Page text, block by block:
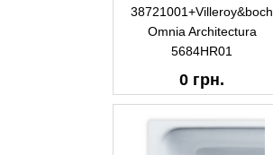
38721001+Villeroy&boch
Omnia Architectura
5684HR01
0 грн.